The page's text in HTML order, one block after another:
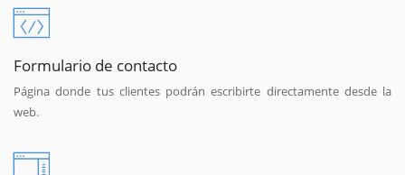
Formulario de contacto
Página donde tus clientes podrán escribirte directamente desde la
web.